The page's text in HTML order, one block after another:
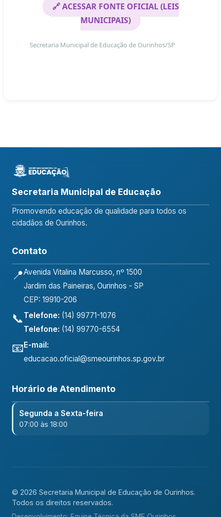
🔗 ACESSAR FONTE OFICIAL (LEIS
MUNICIPAIS)
Secretaria Municipal de Educação de Ourinhos/SP
Secretaria Municipal de Educação
Promovendo educação de qualidade para todos os
cidadãos de Ourinhos.
Contato
📍Avenida Vitalina Marcusso, nº 1500
Jardim das Paineiras, Ourinhos - SP
CEP: 19910-206
📞 Telefone: (14) 99771-1076
Telefone: (14) 99770-6554
📧E-mail:
educacao.oficial@smeourinhos.sp.gov.br
Horário de Atendimento
Segunda a Sexta-feira
07:00 às 18:00
© 2026 Secretaria Municipal de Educação de Ourinhos.
Todos os direitos reservados.